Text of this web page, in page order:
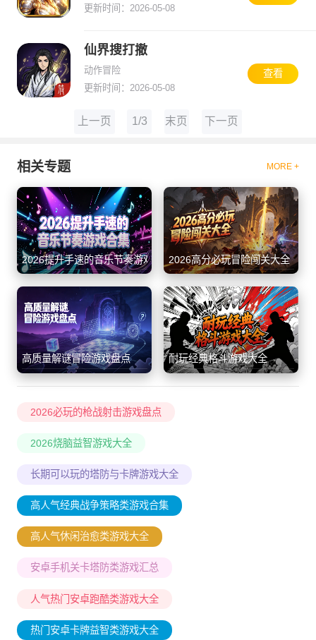
更新时间：2026-05-08
仙界搜打撤
动作冒险
更新时间：2026-05-08
查看
上一页 1/3 末页 下一页
相关专题 MORE +
2026提升手速的音乐节奏游戏合集2026高分必玩冒险闯关大全
高质量解谜冒险游戏盘点 耐玩经典格斗游戏大全
2026必玩的枪战射击游戏盘点
2026烧脑益智游戏大全
长期可以玩的塔防与卡牌游戏大全
高人气经典战争策略类游戏合集
高人气休闲治愈类游戏大全
安卓手机关卡塔防类游戏汇总
人气热门安卓跑酷类游戏大全
热门安卓卡牌益智类游戏大全